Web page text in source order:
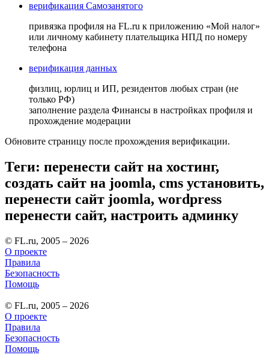
верификация Самозанятого
привязка профиля на FL.ru к приложению «Мой налог»
или личному кабинету плательщика НПД по номеру
телефона
верификация данных
физлиц, юрлиц и ИП, резидентов любых стран (не
только РФ)
заполнение раздела Финансы в настройках профиля и
прохождение модерации
Обновите страницу после прохождения верификации.
Теги: перенести сайт на хостинг,
создать сайт на joomla, cms установить,
перенести сайт joomla, wordpress
перенести сайт, настроить админку
© FL.ru, 2005 – 2026
О проекте
Правила
Безопасность
Помощь
© FL.ru, 2005 – 2026
О проекте
Правила
Безопасность
Помощь